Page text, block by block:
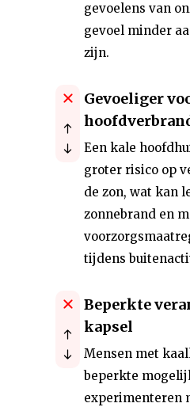
gevoelens van
gevoel minder
zijn.
Gevoeliger
Een kale
groter risico op
de zon, wat kan
zonnebrand en
tijdens
Beperkte
kapsel
Mensen met
beperkte
experimenteren